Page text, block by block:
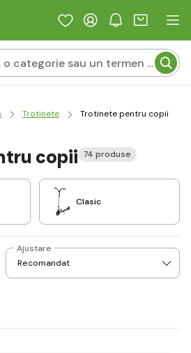
Trotinete Trotinete pentru copii
copii 74 produse
Clasic
Ajustare